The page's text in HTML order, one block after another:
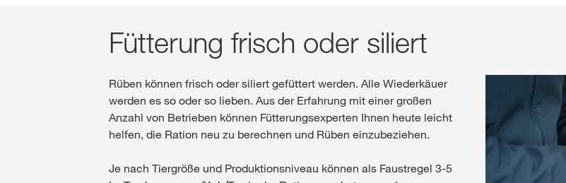
Fütterung frisch oder siliert
Rüben können frisch oder siliert gefüttert werden. Alle Wiederkäuer
werden es so oder so lieben. Aus der Erfahrung mit einer großen
Anzahl von Betrieben können Fütterungsexperten Ihnen heute leicht
helfen, die Ration neu zu berechnen und Rüben einzubeziehen.
Je nach Tiergröße und Produktionsniveau können als Faustregel 3-5